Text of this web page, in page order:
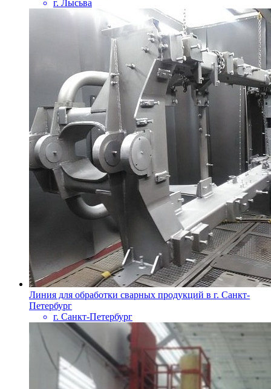
г. Лысьва
Линия для обработки сварных продукций в г. Санкт-
Петербург
г. Санкт-Петербург